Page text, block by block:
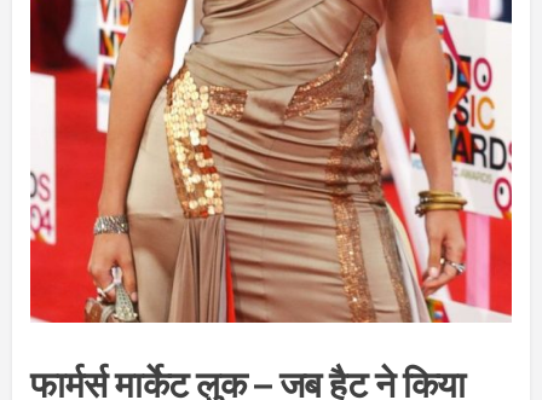
फार्मर्स मार्केट लुक – जब हैट ने किया